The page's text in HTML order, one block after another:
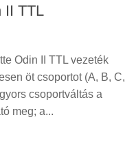
II TTL
Odin II TTL vezeték
öt csoportot (A, B, C,
csoportváltás a
meg; a...